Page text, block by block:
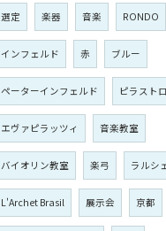
選定 楽器 音楽 RONDO
インフェルド 赤 ブルー
ペーターインフェルド ピラストロ
エヴァピラッツィ 音楽教室
バイオリン教室 楽弓 ラルシ
L'Archet Brasil 展示会 京都